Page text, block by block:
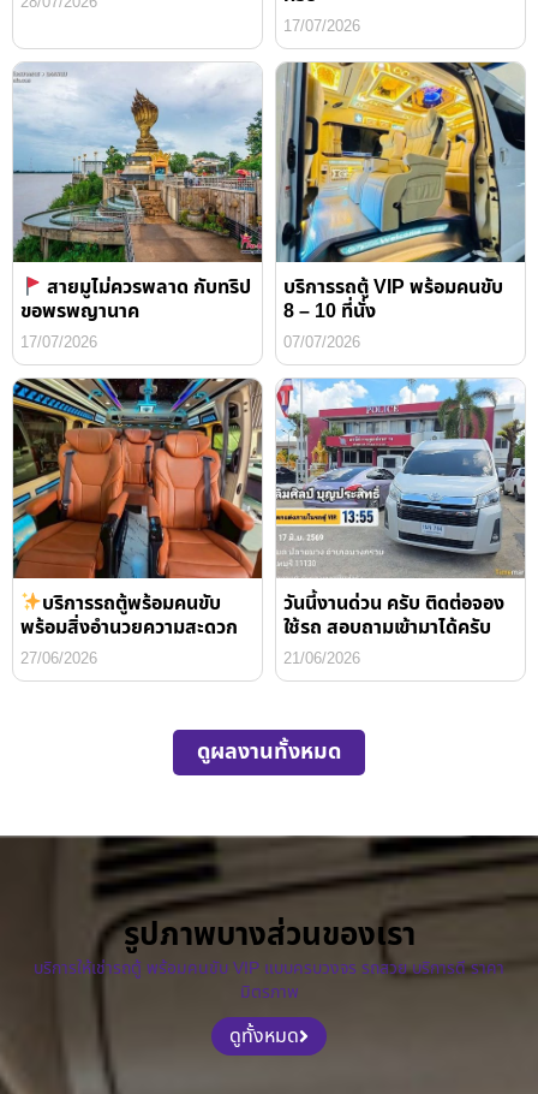
17/07/2026
สายมูไม่ควรพลาด กับทริป
ขอพรพญานาค
17/07/2026
บริการรถตู้ VIP พร้อมคนขับ
8 – 10 ที่นั่ง
07/07/2026
บริการรถตู้พร้อมคนขับ
พร้อมสิ่งอำนวยความสะดวก
27/06/2026
วันนี้งานด่วน ครับ ติดต่อจอง
ใช้รถ สอบถามเข้ามาได้ครับ
21/06/2026
ดูผลงานทั้งหมด
รูปภาพบางส่วนของเรา
บริการให้เช่ารถตู้ พร้อมคนขับ VIP แบบครบวงจร รถสวย บริการดี ราคา
มิตรภาพ
ดูทั้งหมด